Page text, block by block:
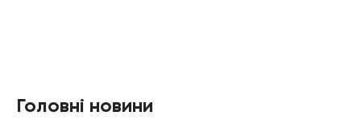
Головні новини